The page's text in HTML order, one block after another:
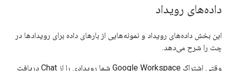
داده‌های رویداد
این بخش داده‌های رویداد و نمونه‌هایی از بارهای داده برای رویدادها در
چت را شرح می‌دهد.
وقتی اشتراک Google Workspace شما رویدادی را از Chat دریافت